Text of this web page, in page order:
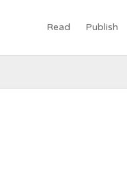
Read Publish